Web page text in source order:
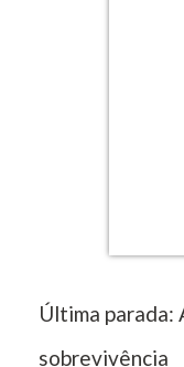
Última parada:
sobrevivência